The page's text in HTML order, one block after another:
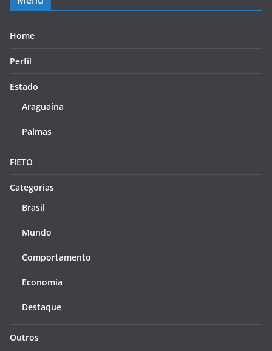
Home
Perfil
Estado
Araguaína
Palmas
FIETO
Categorias
Brasil
Mundo
Comportamento
Economia
Destaque
Outros